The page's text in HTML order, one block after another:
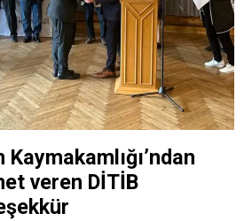
veren DİTİB